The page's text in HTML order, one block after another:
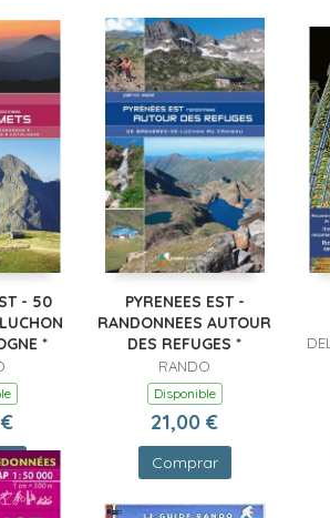
- 50
*
PYRENEES EST -
RANDONNEES AUTOUR
DES REFUGES *
RANDO
Disponible
21,00 €
Comprar